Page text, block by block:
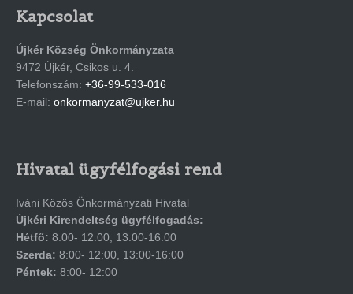
Kapcsolat
Újkér Község Önkormányzata
9472 Újkér, Csikos u. 4.
Telefonszám: +36-99-533-016
E-mail: onkormanyzat@ujker.hu
Hivatal ügyfélfogási rend
Iváni Közös Önkormányzati Hivatal
Újkéri Kirendeltség ügyfélfogadás:
Hétfő: 8:00- 12:00, 13:00-16:00
Szerda: 8:00- 12:00, 13:00-16:00
Péntek: 8:00- 12:00